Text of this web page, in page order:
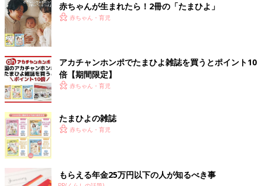
赤ちゃんが生まれたら！2冊の「たまひよ」
赤ちゃん・育児
アカチャンホンポでたまひよ雑誌を買うとポイント10
倍【期間限定】
赤ちゃん・育児
たまひよの雑誌
赤ちゃん・育児
もらえる年金25万円以下の人が知るべき事